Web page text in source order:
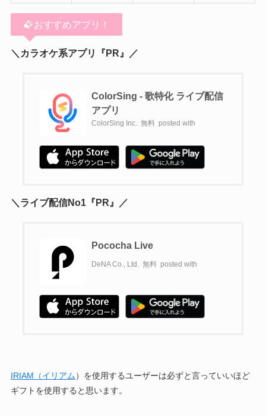
おすすめアプリ！
＼カラオケ系アプリ『PR』／
ColorSing - 歌特化 ライブ配信
アプリ
ColorSing Inc. 無料 posted with
＼ライブ配信No1『PR』／
Pococha Live
DeNA Co., Ltd. 無料 posted with
IRIAM（イリアム）を使用するユーザーは必ずと言っていいほど
ギフトを使用すると思います。